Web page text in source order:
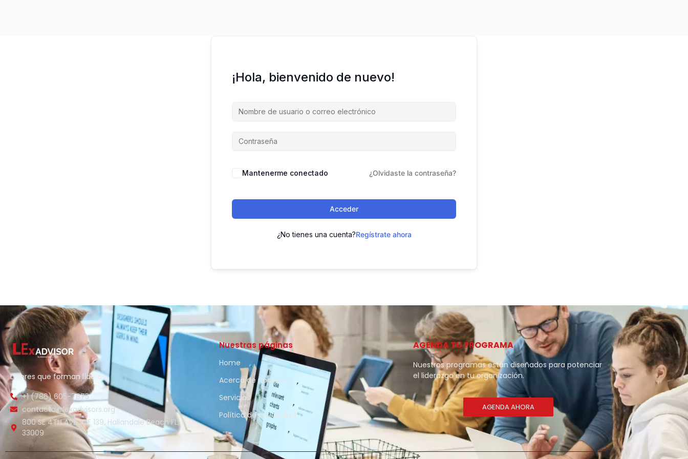
¡Hola, bienvenido de nuevo!
Mantenerme conectado ¿Olvidaste la contraseña?
Acceder
¿No tienes una cuenta?Regístrate ahora
Líderes que forman líderes
+1 (786) 605-7875
contacto@lexadvisors.org
800 SE 4TH AVE STE 139, Hallandale Beach FL,
33009
Nuestras páginas
Home
Acerca de nosotros
Servicios
Política de privacidad
AGENDA TU PROGRAMA
Nuestros programas están diseñados para potenciar
el liderazgo en tu organización.
AGENDA AHORA